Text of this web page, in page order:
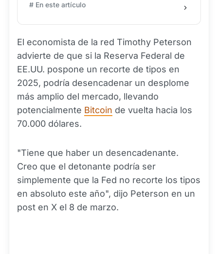
# En este artículo
El economista de la red Timothy Peterson
advierte de que si la Reserva Federal de
EE.UU. pospone un recorte de tipos en
2025, podría desencadenar un desplome
más amplio del mercado, llevando
potencialmente Bitcoin de vuelta hacia los
70.000 dólares.
"Tiene que haber un desencadenante.
Creo que el detonante podría ser
simplemente que la Fed no recorte los tipos
en absoluto este año", dijo Peterson en un
post en X el 8 de marzo.